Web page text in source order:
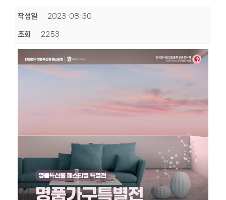
작성일 2023-08-30
조회 2253